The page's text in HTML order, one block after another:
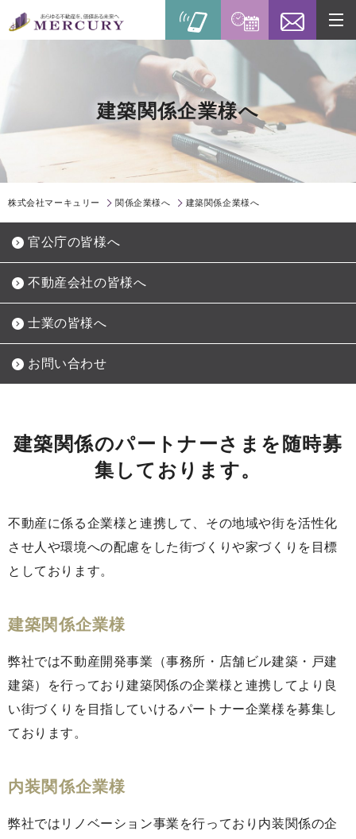
建築関係企業様へ
株式会社マーキュリー 関係企業様へ 建築関係企業様へ
官公庁の皆様へ
不動産会社の皆様へ
士業の皆様へ
お問い合わせ
建築関係のパートナーさまを随時募
集しております。
不動産に係る企業様と連携して、その地域や街を活性化
させ人や環境への配慮をした街づくりや家づくりを目標
としております。
建築関係企業様
弊社では不動産開発事業（事務所・店舗ビル建築・戸建
建築）を行っており建築関係の企業様と連携してより良
い街づくりを目指していけるパートナー企業様を募集し
ております。
内装関係企業様
弊社ではリノベーション事業を行っており内装関係の企